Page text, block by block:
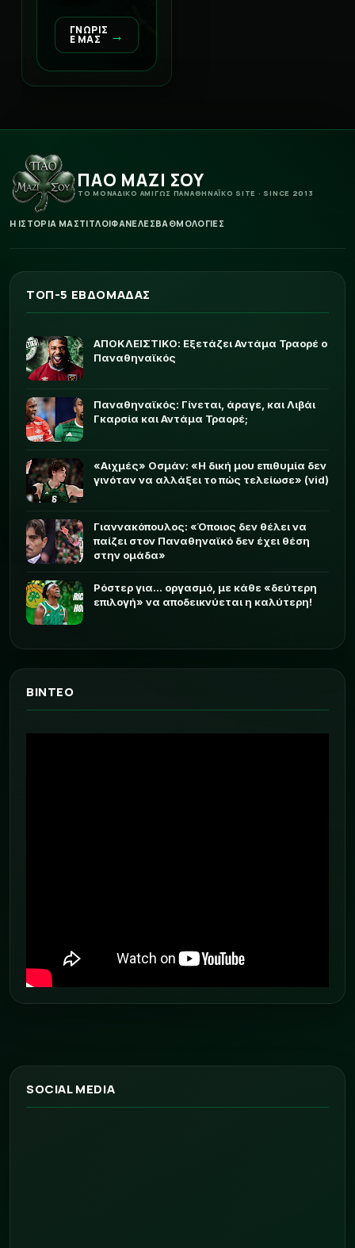
ΓΝΩΡΙΣ
Ε ΜΑΣ →
ΠΑΟ ΜΑΖΙ ΣΟΥ
ΤΟ ΜΟΝΑΔΙΚΟ ΑΜΙΓΩΣ ΠΑΝΑΘΗΝΑΪΚΟ SITE · SINCE 2013
Η ΙΣΤΟΡΙΑ ΜΑΣΤΙΤΛΟΙΦΑΝΕΛΕΣΒΑΘΜΟΛΟΓΙΕΣ
ΤΟΠ-5 ΕΒΔΟΜΑΔΑΣ
ΑΠΟΚΛΕΙΣΤΙΚΟ: Εξετάζει Αντάμα Τραορέ ο
Παναθηναϊκός
Παναθηναϊκός: Γίνεται, άραγε, και Λιβάι
Γκαρσία και Αντάμα Τραορέ;
«Αιχμές» Οσμάν: «Η δική μου επιθυμία δεν
γινόταν να αλλάξει το πώς τελείωσε» (vid)
Γιαννακόπουλος: «Όποιος δεν θέλει να
παίζει στον Παναθηναϊκό δεν έχει θέση
στην ομάδα»
Ρόστερ για... οργασμό, με κάθε «δεύτερη
επιλογή» να αποδεικνύεται η καλύτερη!
ΒΙΝΤΕΟ
SOCIAL MEDIA